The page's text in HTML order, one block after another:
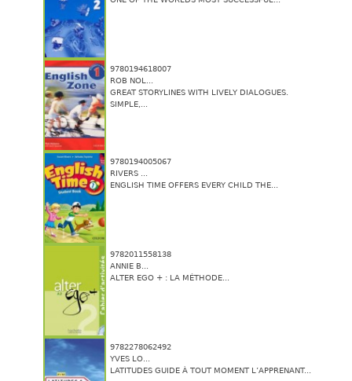
9780194618007
ROB NOL...
GREAT STORYLINES WITH LIVELY DIALOGUES.
SIMPLE,...
9780194005067
RIVERS ...
ENGLISH TIME OFFERS EVERY CHILD THE...
9782011558138
ANNIE B...
ALTER EGO + : LA MÉTHODE...
9782278062492
YVES LO...
LATITUDES GUIDE À TOUT MOMENT L’APPRENANT...